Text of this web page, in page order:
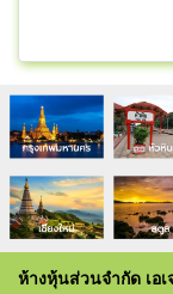
ห้างหุ้นส่วนจำกัด เอ